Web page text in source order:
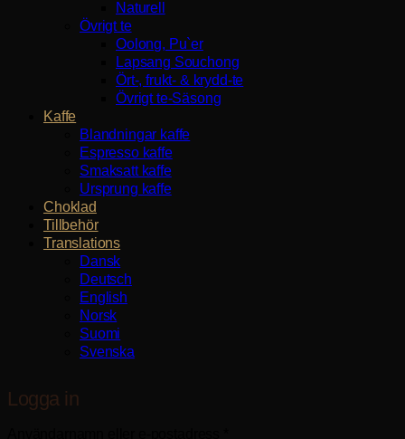
Naturell
Övrigt te
Oolong, Pu`er
Lapsang Souchong
Ört-, frukt- & krydd-te
Övrigt te-Säsong
Kaffe
Blandningar kaffe
Espresso kaffe
Smaksatt kaffe
Ursprung kaffe
Choklad
Tillbehör
Translations
Dansk
Deutsch
English
Norsk
Suomi
Svenska
Logga in